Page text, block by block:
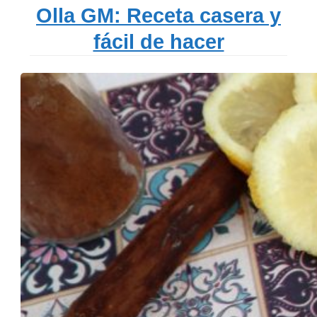
Olla GM: Receta casera y
fácil de hacer